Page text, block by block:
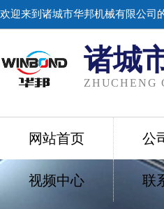
欢迎来到诸城市华邦机械有限公司
诸城
ZHUCHENG
网站首页 公
视频中心 联